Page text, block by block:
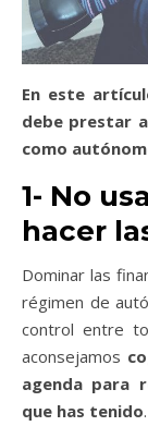
En este
debe prestar
como
1- No
hacer
Dominar las
régimen de
control entre
aconsejamos
agenda para
que has tenido.